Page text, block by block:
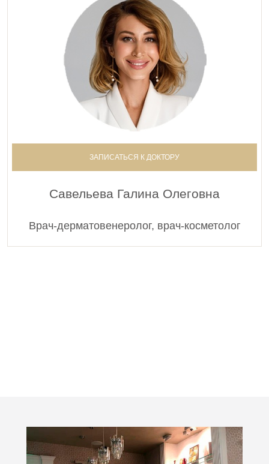
ЗАПИСАТЬСЯ К ДОКТОРУ
Савельева Галина Олеговна
Врач-дерматовенеролог, врач-косметолог